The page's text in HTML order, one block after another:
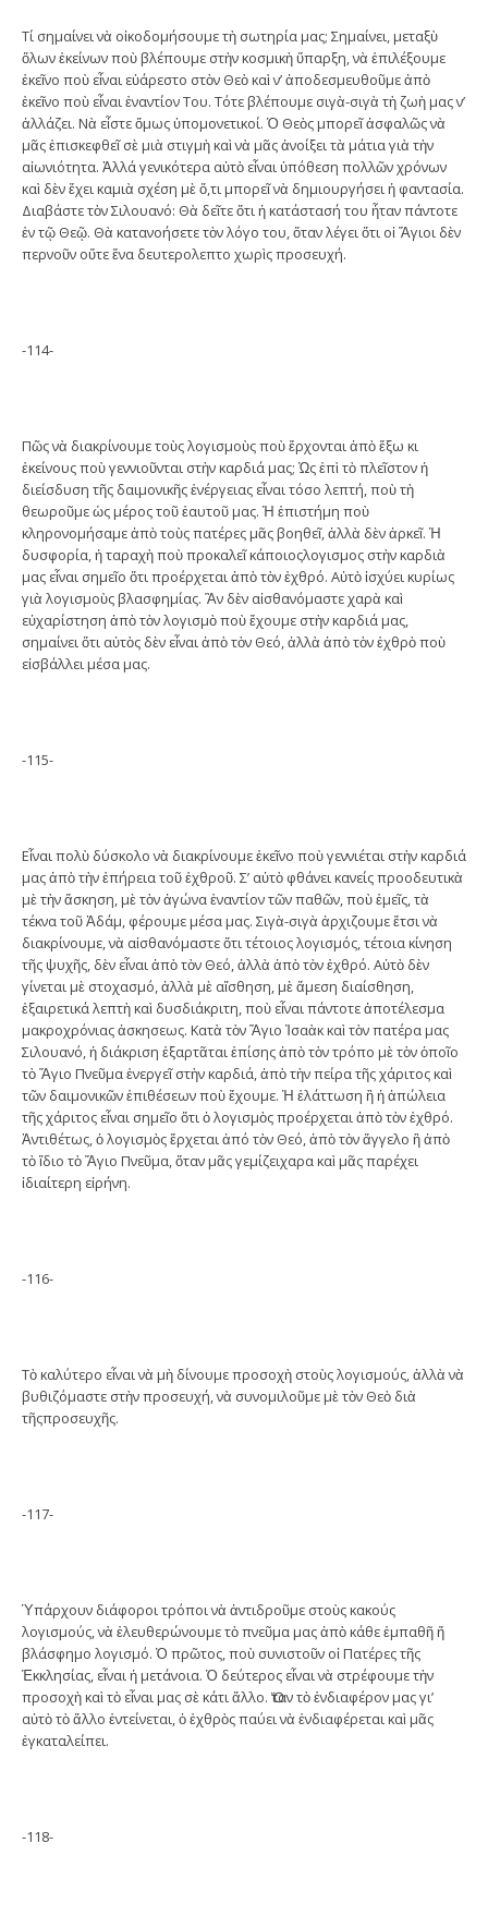
Τί σημαίνει νὰ οἰκοδομήσουμε τὴ σωτηρία μας; Σημαίνει, μεταξὺ
ὅλων ἐκείνων ποὺ βλέπουμε στὴν κοσμικὴ ὕπαρξη, νὰ ἐπιλέξουμε
ἐκεῖνο ποὺ εἶναι εὐάρεστο στὸν Θεὸ καὶ ν’ ἀποδεσμευθοῦμε ἀπὸ
ἐκεῖνο ποὺ εἶναι ἐναντίον Του. Τότε βλέπουμε σιγὰ-σιγὰ τὴ ζωὴ μας ν’
ἀλλάζει. Νὰ εἶστε ὅμως ὑπομονετικοί. Ὁ Θεὸς μπορεῖ ἀσφαλῶς νὰ
μᾶς ἐπισκεφθεῖ σὲ μιὰ στιγμὴ καὶ νὰ μᾶς ἀνοίξει τὰ μάτια γιὰ τὴν
αἰωνιότητα. Ἀλλά γενικότερα αὐτὸ εἶναι ὑπόθεση πολλῶν χρόνων
καὶ δὲν ἔχει καμιὰ σχέση μὲ ὅ,τι μπορεῖ νὰ δημιουργήσει ἡ φαντασία.
Διαβάστε τὸν Σιλουανό: Θὰ δεῖτε ὅτι ἡ κατάστασή του ἦταν πάντοτε
ἐν τῷ Θεῷ. Θὰ κατανοήσετε τὸν λόγο του, ὅταν λέγει ὅτι οἱ Ἅγιοι δὲν
περνοῦν οὔτε ἕνα δευτερολεπτο χωρὶς προσευχή.
-114-
Πῶς νὰ διακρίνουμε τοὺς λογισμοὺς ποὺ ἔρχονται ἀπὸ ἔξω κι
ἐκείνους ποὺ γεννιοῦνται στὴν καρδιά μας; Ὡς ἐπὶ τὸ πλεῖστον ἡ
διείσδυση τῆς δαιμονικῆς ἐνέργειας εἶναι τόσο λεπτή, ποὺ τὴ
θεωροῦμε ὡς μέρος τοῦ ἑαυτοῦ μας. Ἡ ἐπιστήμη ποὺ
κληρονομήσαμε ἀπὸ τοὺς πατέρες μᾶς βοηθεῖ, ἀλλὰ δὲν ἀρκεῖ. Ἡ
δυσφορία, ἡ ταραχὴ ποὺ προκαλεῖ κάποιοςλογισμος στὴν καρδιὰ
μας εἶναι σημεῖο ὅτι προέρχεται ἀπὸ τὸν ἐχθρό. Αὐτὸ ἰσχύει κυρίως
γιὰ λογισμοὺς βλασφημίας. Ἂν δὲν αἰσθανόμαστε χαρὰ καὶ
εὐχαρίστηση ἀπὸ τὸν λογισμὸ ποὺ ἔχουμε στὴν καρδιά μας,
σημαίνει ὅτι αὐτὸς δὲν εἶναι ἀπὸ τὸν Θεό, ἀλλὰ ἀπὸ τὸν ἐχθρὸ ποὺ
εἰσβάλλει μέσα μας.
-115-
Εἶναι πολὺ δύσκολο νὰ διακρίνουμε ἐκεῖνο ποὺ γεννιέται στὴν καρδιά
μας ἀπὸ τὴν ἐπήρεια τοῦ ἐχθροῦ. Σ’ αὐτὸ φθάνει κανείς προοδευτικὰ
μὲ τὴν ἄσκηση, μὲ τὸν ἀγώνα ἐναντίον τῶν παθῶν, ποὺ ἐμεῖς, τὰ
τέκνα τοῦ Ἀδάμ, φέρουμε μέσα μας. Σιγὰ-σιγὰ ἀρχιζουμε ἔτσι νὰ
διακρίνουμε, νὰ αἰσθανόμαστε ὅτι τέτοιος λογισμός, τέτοια κίνηση
τῆς ψυχῆς, δὲν εἶναι ἀπὸ τὸν Θεό, ἀλλὰ ἀπὸ τὸν ἐχθρό. Αὐτὸ δὲν
γίνεται μὲ στοχασμό, ἀλλὰ μὲ αἴσθηση, μὲ ἄμεση διαίσθηση,
ἐξαιρετικά λεπτὴ καὶ δυσδιάκριτη, ποὺ εἶναι πάντοτε ἀποτέλεσμα
μακροχρόνιας ἀσκησεως. Κατὰ τὸν Ἅγιο Ἰσαὰκ καὶ τὸν πατέρα μας
Σιλουανό, ἡ διάκριση ἐξαρτᾶται ἐπίσης ἀπὸ τὸν τρόπο μὲ τὸν ὁποῖο
τὸ Ἅγιο Πνεῦμα ἐνεργεῖ στὴν καρδιά, ἀπὸ τὴν πείρα τῆς χάριτος καὶ
τῶν δαιμονικῶν ἐπιθέσεων ποὺ ἔχουμε. Ἡ ἐλάττωση ἢ ἡ ἀπώλεια
τῆς χάριτος εἶναι σημεῖο ὅτι ὁ λογισμὸς προέρχεται ἀπὸ τὸν ἐχθρό.
Ἀντιθέτως, ὁ λογισμὸς ἔρχεται ἀπό τὸν Θεό, ἀπὸ τὸν ἄγγελο ἢ ἀπὸ
τὸ ἴδιο τὸ Ἅγιο Πνεῦμα, ὅταν μᾶς γεμίζειχαρα καὶ μᾶς παρέχει
ἰδιαίτερη εἰρήνη.
-116-
Τὸ καλύτερο εἶναι νὰ μὴ δίνουμε προσοχὴ στοὺς λογισμούς, ἀλλὰ νὰ
βυθιζόμαστε στὴν προσευχή, νὰ συνομιλοῦμε μὲ τὸν Θεὸ διὰ
τῆςπροσευχῆς.
-117-
Ὑπάρχουν διάφοροι τρόποι νὰ ἀντιδροῦμε στοὺς κακούς
λογισμούς, νὰ ἐλευθερώνουμε τὸ πνεῦμα μας ἀπὸ κάθε ἐμπαθῆ ἤ
βλάσφημο λογισμό. Ὁ πρῶτος, ποὺ συνιστοῦν οἱ Πατέρες τῆς
Ἐκκλησίας, εἶναι ἡ μετάνοια. Ὁ δεύτερος εἶναι νὰ στρέφουμε τὴν
προσοχὴ καὶ τὸ εἶναι μας σὲ κάτι ἄλλο. Ὅταν τὸ ἐνδιαφέρον μας γι’
αὐτὸ τὸ ἄλλο ἐντείνεται, ὁ ἐχθρὸς παύει νὰ ἐνδιαφέρεται καὶ μᾶς
ἐγκαταλείπει.
-118-